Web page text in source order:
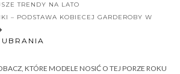
TRENDY NA LATO
– PODSTAWA KOBIECEJ GARDEROBY W
KTÓRE MODELE NOSIĆ O TEJ PORZE ROKU